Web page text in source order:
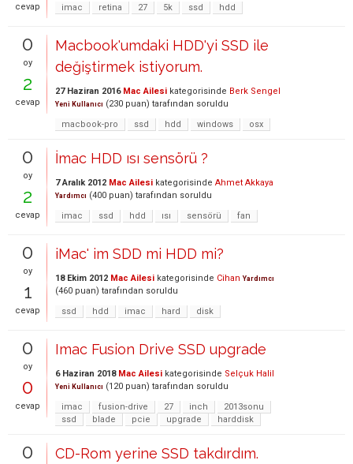
cevap
imac
retina 27 5k ssd hdd
0
oy
2
cevap
Macbook'umdaki HDD'yi SSD ile
değiştirmek istiyorum.
27 Haziran 2016 Mac Ailesi kategorisinde Berk Sengel
Yeni Kullanıcı (230 puan) tarafından soruldu
macbook-pro
ssd hdd windows osx
0
oy
2
cevap
İmac HDD ısı sensörü ?
7 Aralık 2012 Mac Ailesi kategorisinde Ahmet Akkaya
Yardımcı (400 puan) tarafından soruldu
imac
ssd hdd ısı sensörü fan
0
oy
1
cevap
iMac' im SDD mi HDD mi?
18 Ekim 2012 Mac Ailesi kategorisinde Cihan Yardımcı
(460 puan) tarafından soruldu
ssd
hdd imac hard disk
0
oy
0
cevap
Imac Fusion Drive SSD upgrade
6 Haziran 2018 Mac Ailesi kategorisinde Selçuk Halil
Yeni Kullanıcı (120 puan) tarafından soruldu
imac
fusion-drive 27 inch
2013sonu
ssd
blade pcie upgrade harddisk
0
CD-Rom yerine SSD takdırdım.